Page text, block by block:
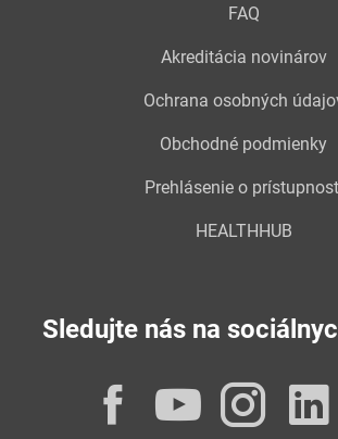
FAQ
Akreditácia novinárov
Ochrana osobných
Obchodné podmienky
Prehlásenie o
HEALTHHUB
Sledujte nás na
Facebook